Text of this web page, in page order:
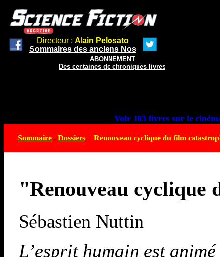
Directeur : Alain Pelosato
Sommaires des anciens Nos
ABONNEMENT
Des centaines de chroniques livres
Voir 103 livres sur le
Sommaire - Dossiers - Renouveau cyclique du film
"Renouveau cyclique
Sébastien Nuttin
L’esprit humain est